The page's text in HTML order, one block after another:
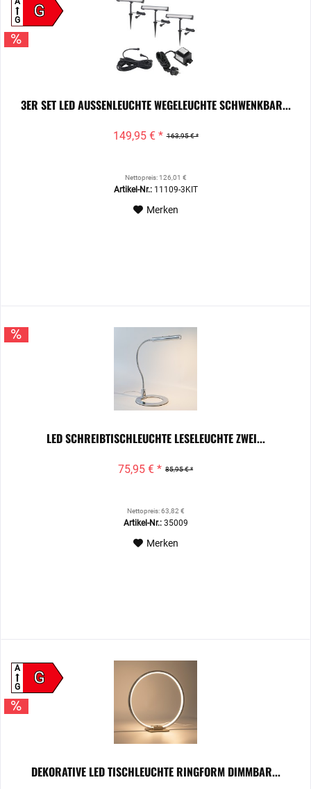
G
G
3ER SET LED AUSSENLEUCHTE WEGELEUCHTE SCHWENKBAR...
163,95 € *
149,95 € *
Nettopreis: 126,01 €
Artikel-Nr.:11109-3KIT
Merken
LED SCHREIBTISCHLEUCHTE LESELEUCHTE ZWEI...
85,95 € *
75,95 € *
Nettopreis: 63,82 €
Artikel-Nr.:35009
Merken
G
A
G
DEKORATIVE LED TISCHLEUCHTE RINGFORM DIMMBAR...